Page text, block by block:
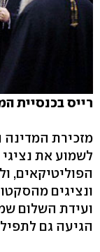
רייס בכנסיית
מזכירת
לשמוע את
הפוליטיקאים,
ונציגים
ועידת השלום
הגיעה גם